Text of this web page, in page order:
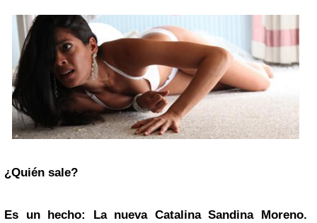
¿Quién sale?
Es un hecho: La nueva Catalina Sandina Moreno.